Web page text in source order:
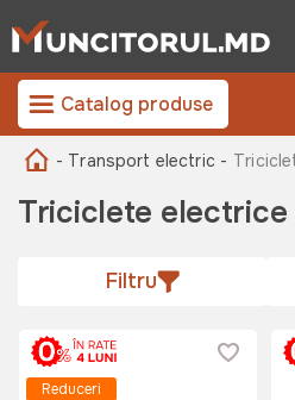
Catalog produse
- Transport electric -
Triciclete electrice
Filtru
Reduceri